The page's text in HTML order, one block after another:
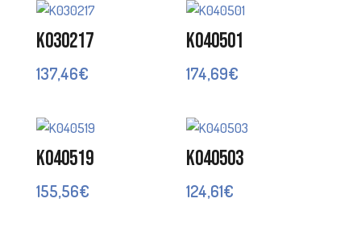
K030217
137,46€
K040501
174,69€
K040519
155,56€
K040503
124,61€